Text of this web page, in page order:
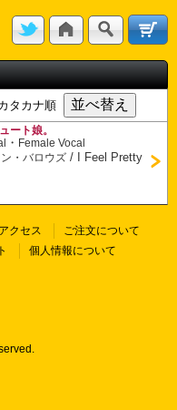
タカナ順
ート娘。
・ Female Vocal
・バロウズ / I Feel Pretty
アクセス
ご注文について
個人情報について